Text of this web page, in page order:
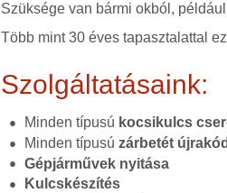
Szüksége van bármi okból, például
Több mint 30 éves tapasztalattal
Szolgáltatásaink:
Minden típusú kocsikulcs
Minden típusúzárbetét
Gépjárművek nyitása
Kulcskészítés